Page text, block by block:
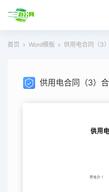
首页
Word模板 供用电合同（3
供用电合同（3）